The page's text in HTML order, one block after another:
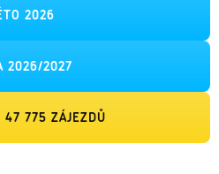
2026
2026/2027
47 775 ZÁJEZDŮ